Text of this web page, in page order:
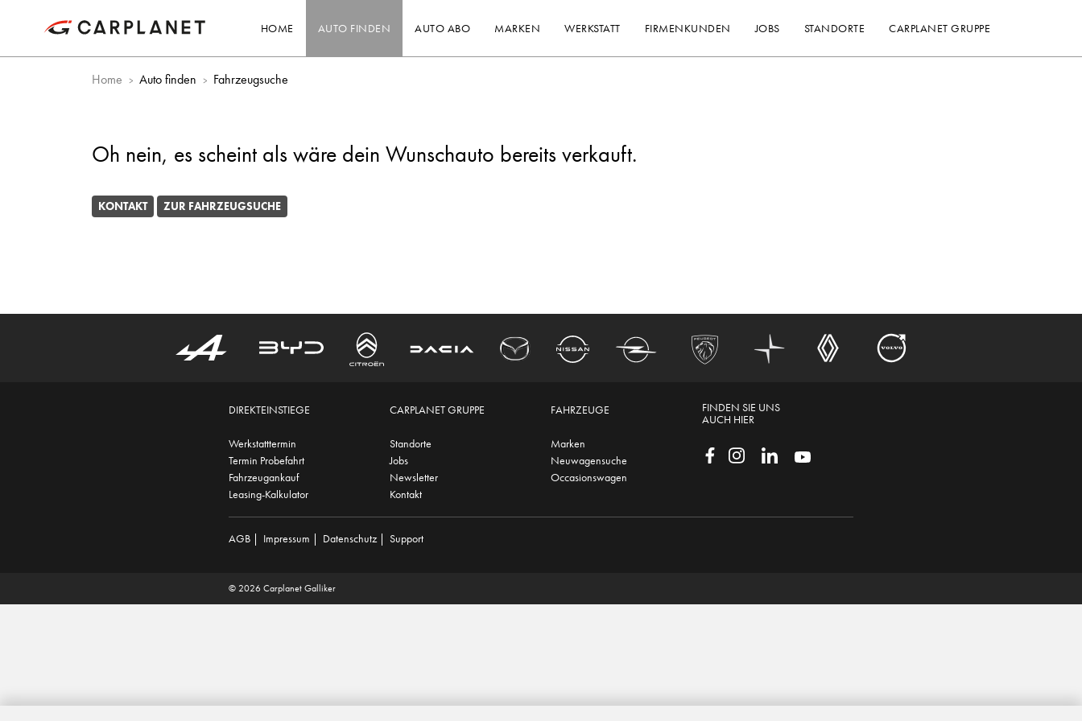
HOME AUTO FINDEN AUTO ABO MARKEN WERKSTATT FIRMENKUNDEN JOBS STANDORTE CARPLANET GRUPPE
Home Auto finden Fahrzeugsuche
Oh nein, es scheint als wäre dein Wunschauto bereits verkauft.
KONTAKT ZUR FAHRZEUGSUCHE
DIREKTEINSTIEGE
Werkstatttermin
Termin Probefahrt
Fahrzeugankauf
Leasing-Kalkulator
CARPLANET GRUPPE
Standorte
Jobs
Newsletter
Kontakt
FAHRZEUGE
Marken
Neuwagensuche
Occasionswagen
FINDEN SIE UNS
AUCH HIER
AGB | Impressum | Datenschutz| Support
© 2026 Carplanet Galliker